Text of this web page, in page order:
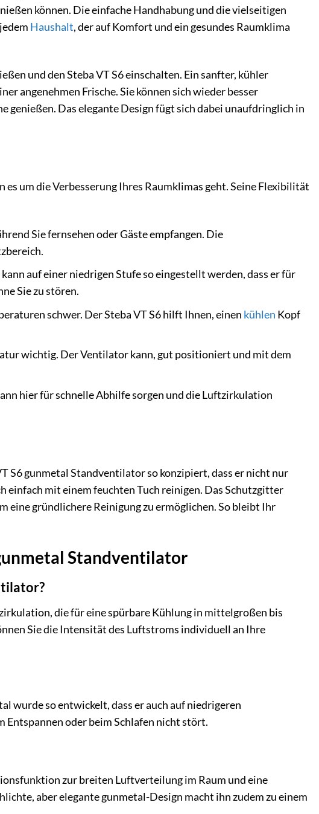
können. Die einfache Handhabung und die vielseitigen
Haushalt, der auf Komfort und ein gesundes Raumklima
und den Steba VT S6 einschalten. Ein sanfter, kühler
angenehmen Frische. Sie können sich wieder besser
genießen. Das elegante Design fügt sich dabei unaufdringlich in
um die Verbesserung Ihres Raumklimas geht. Seine Flexibilität
Sie fernsehen oder Gäste empfangen. Die
auf einer niedrigen Stufe so eingestellt werden, dass er für
Sie zu stören.
schwer. Der Steba VT S6 hilft Ihnen, einen kühlen Kopf
wichtig. Der Ventilator kann, gut positioniert und mit dem
hier für schnelle Abhilfe sorgen und die Luftzirkulation
S6 gunmetal Standventilator so konzipiert, dass er nicht nur
mit einem feuchten Tuch reinigen. Das Schutzgitter
eine gründlichere Reinigung zu ermöglichen. So bleibt Ihr
Standventilator
die für eine spürbare Kühlung in mittelgroßen bis
Sie die Intensität des Luftstroms individuell an Ihre
wurde so entwickelt, dass er auch auf niedrigeren
Entspannen oder beim Schlafen nicht stört.
zur breiten Luftverteilung im Raum und eine
aber elegante gunmetal-Design macht ihn zudem zu einem